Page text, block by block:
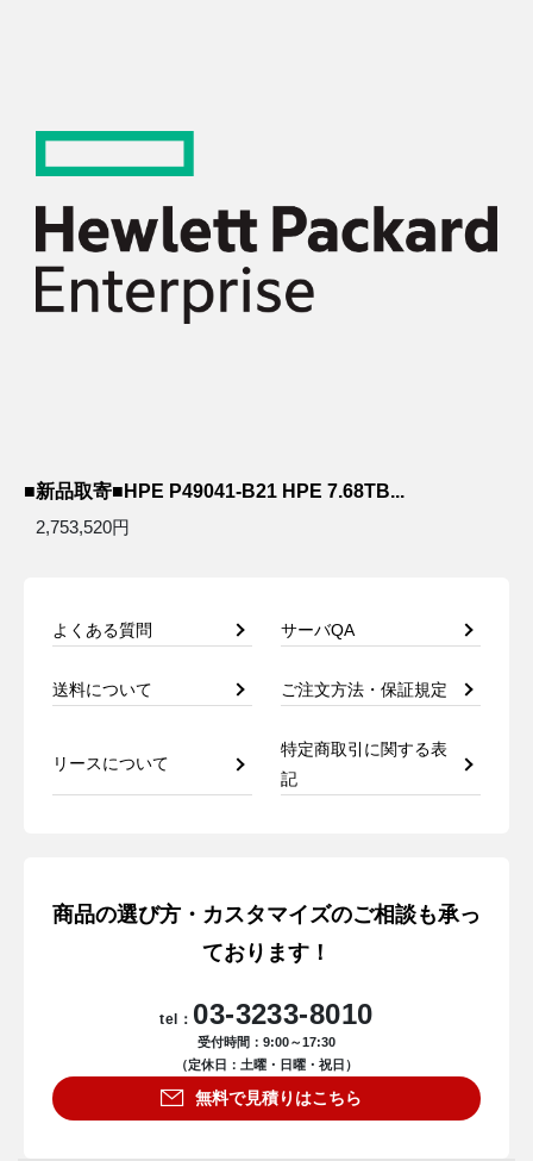
■新品取寄■HPE P49041-B21 HPE 7.68TB...
2,753,520円
よくある質問 サーバQA
送料について ご注文方法・保証規定
リースについて
特定商取引に関する表
記
商品の選び方・カスタマイズのご相談も承っ
ております！
tel： 03-3233-8010
受付時間：9:00～17:30
（定休日：土曜・日曜・祝日）
無料で見積りはこちら